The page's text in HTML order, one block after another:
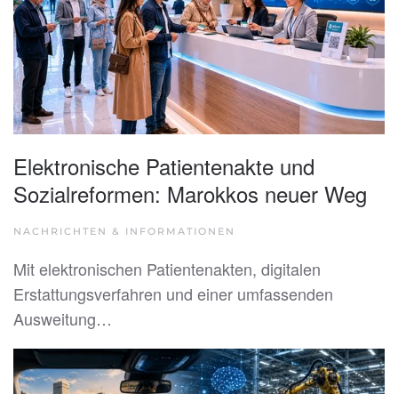
Elektronische Patientenakte und
Sozialreformen: Marokkos neuer Weg
NACHRICHTEN & INFORMATIONEN
Mit elektronischen Patientenakten, digitalen
Erstattungsverfahren und einer umfassenden
Ausweitung…